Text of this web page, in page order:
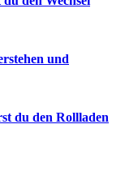
und
du den Rollladen